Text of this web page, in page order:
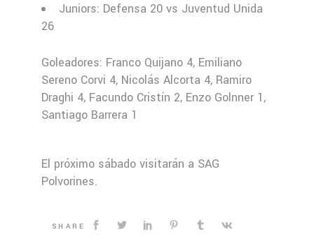
Juniors: Defensa 20 vs Juventud Unida
26
Goleadores: Franco Quijano 4, Emiliano
Sereno Corvi 4, Nicolás Alcorta 4, Ramiro
Draghi 4, Facundo Cristín 2, Enzo Golnner 1,
Santiago Barrera 1
El próximo sábado visitarán a SAG
Polvorines.
SHARE